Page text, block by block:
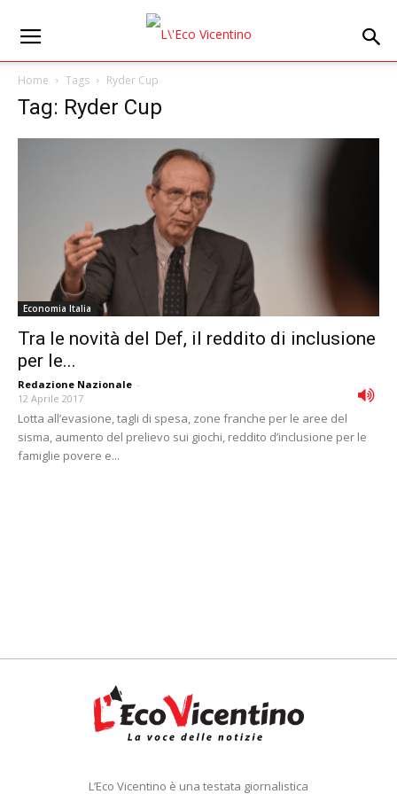
Home Tags Ryder Cup
Tag: Ryder Cup
Economia Italia
Tra le novità del Def, il reddito di inclusione
per le...
Redazione Nazionale -
12 Aprile 2017
Lotta all’evasione, tagli di spesa, zone franche per le aree del
sisma, aumento del prelievo sui giochi, reddito d’inclusione per le
famiglie povere e...
L’Eco Vicentino è una testata giornalistica